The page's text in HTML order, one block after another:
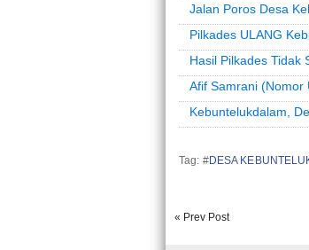
Jalan Poros Desa
Pilkades ULANG
Hasil Pilkades Tidak
Afif Samrani (Nomor
Kebuntelukdalam,
Tag: #DESA
« Prev Post